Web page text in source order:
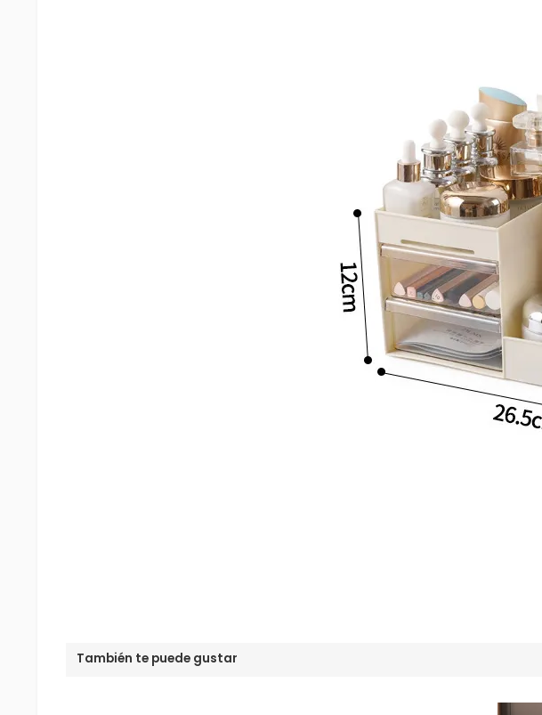
También te puede gustar